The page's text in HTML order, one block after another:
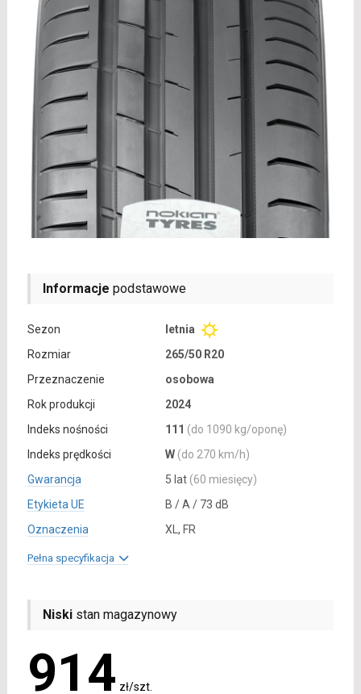
Informacje podstawowe
Sezon
letnia
Rozmiar
265/50 R20
Przeznaczenie
osobowa
Rok produkcji
2024
Indeks nośności
111 (do 1090 kg/oponę)
Indeks prędkości
W (do 270 km/h)
Gwarancja
5 lat (60 miesięcy)
Etykieta UE
B / A / 73 dB
Oznaczenia
XL, FR
Pełna specyfikacja
Niskistan magazynowy
914 zł/szt.